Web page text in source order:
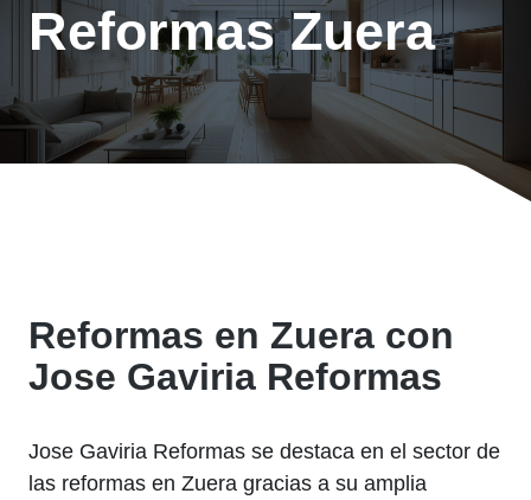
Reformas Zuera
Reformas en Zuera con
Jose Gaviria Reformas
Jose Gaviria Reformas se destaca en el sector de
las reformas en Zuera gracias a su amplia